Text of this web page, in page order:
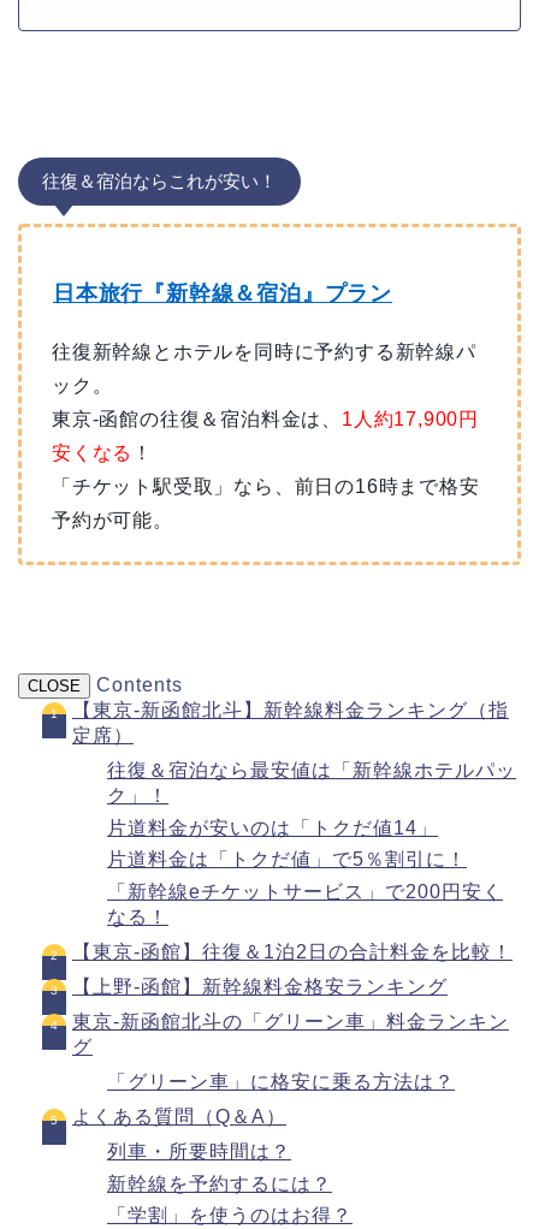
往復＆宿泊ならこれが安い！
日本旅行『新幹線＆宿泊』プラン
往復新幹線とホテルを同時に予約する新幹線パ
ック。
東京-函館の往復＆宿泊料金は、 1人約17,900円
安くなる ！
「チケット駅受取」なら、前日の16時まで格安
予約が可能。
CLOSE
Contents
【東京-新函館北斗】新幹線料金ランキング（指
定席）
往復＆宿泊なら最安値は「新幹線ホテルパッ
ク」！
片道料金が安いのは「トクだ値14」
片道料金は「トクだ値」で5％割引に！
「新幹線eチケットサービス」で200円安く
なる！
【東京-函館】往復＆1泊2日の合計料金を比較！
【上野-函館】新幹線料金格安ランキング
東京-新函館北斗の「グリーン車」料金ランキン
グ
「グリーン車」に格安に乗る方法は？
よくある質問（Q＆A）
列車・所要時間は？
新幹線を予約するには？
「学割」を使うのはお得？